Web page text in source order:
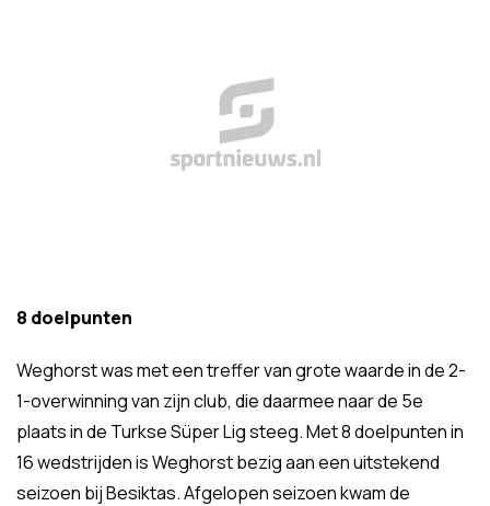
8 doelpunten
Weghorst was met een treffer van grote waarde in de 2-
1-overwinning van zijn club, die daarmee naar de 5e
plaats in de Turkse Süper Lig steeg. Met 8 doelpunten in
16 wedstrijden is Weghorst bezig aan een uitstekend
seizoen bij Besiktas. Afgelopen seizoen kwam de